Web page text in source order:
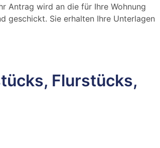
Antrag wird an die für Ihre Wohnung
geschickt. Sie erhalten Ihre Unterlagen
Flurstücks,